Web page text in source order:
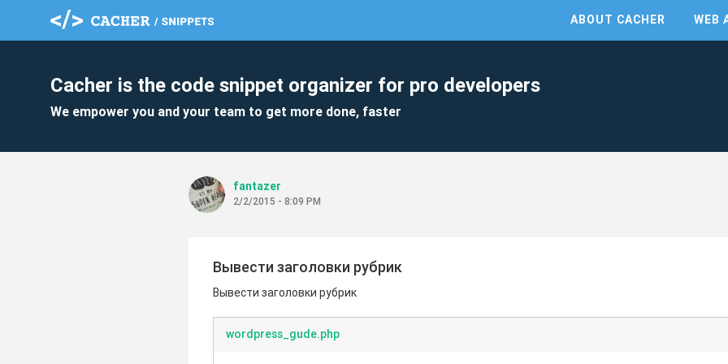
ABOUT CACHER WEB
Cacher is the code snippet organizer for pro developers
We empower you and your team to get more done, faster
fantazer
2/2/2015 - 8:09 PM
Вывести заголовки рубрик
Вывести заголовки рубрик
wordpress_gude.php